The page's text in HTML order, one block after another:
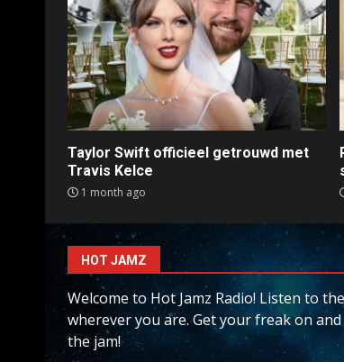
Taylor Swift officieel getrouwd met
Travis Kelce
1 month ago
HOT JAMZ
Welcome to Hot Jamz Radio! Listen to
wherever you are. Get your freak on
the jam!